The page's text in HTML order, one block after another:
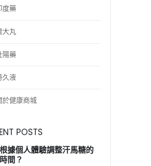
度藥
大丸
陽藥
久液
於健康商城
POSTS
據個人體驗調整汗馬糖的
間？